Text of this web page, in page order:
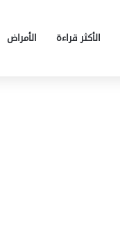
الأكثر قراءة الأمراض